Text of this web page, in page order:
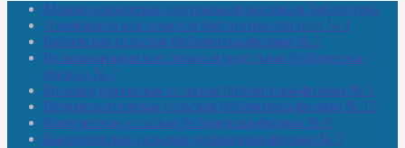
Межпоселенческая центральная районная библиотека
Амзибашевская сельская библиотека-филиал № 1
Бабаевская сельская библиотека-филиал № 2
Большекачаковская сельская модельная библиотека-
филиал № 7
Большекуразовская сельская библиотека-филиал № 3
Верхнетыхтемская сельская библиотека-филиал № 15
Калегинская сельская библиотека-филиал № 6
Калмашевская сельская библиотека-филиал № 5